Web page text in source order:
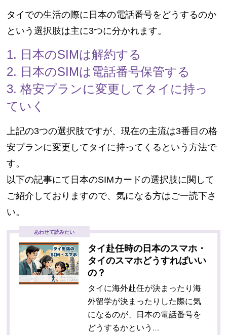
タイでの生活の際に日本の電話番号をどうするのか
という選択肢は主に3つに分かれます。
1. 日本のSIMは解約する
2. 日本のSIMは電話番号保管する
3. 格安プランに変更してタイに持っ
ていく
上記の3つの選択肢ですが、現在の主流は3番目の格
安プランに変更してタイに持ってくるという方法で
す。
以下の記事にて日本のSIMカードの選択肢に関して
ご紹介しておりますので、気になる方はご一読下さ
い。
あわせて読みたい
タイ赴任時の日本のスマホ・
タイのスマホどうすればいい
の？
タイに海外赴任が決まったり海
外留学が決まったりした際に気
になるのが、日本の電話番号を
どうするかという…